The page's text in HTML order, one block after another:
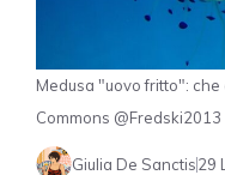
Medusa "uovo fritto":
Commons
Giulia De Sanctis29